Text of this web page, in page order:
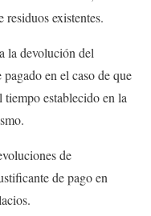
residuos existentes.
la devolución del
en el caso de que
tiempo establecido en la
de
de pago en